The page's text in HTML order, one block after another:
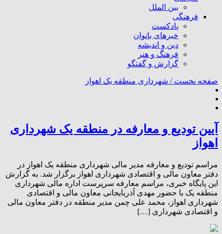
بین الملل
فرهنگی
پادکست
خبرهای بانوان
دین و اندیشه
فرهنگ و هنر
گزارش و گفتگو
صفحه نخست / شهرداری منطقه یک اهواز
آیین تودیع و معارفه در منطقه یک شهرداری
اهواز
مراسم تودیع و معارفه مدیر مالی شهرداری منطقه یک اهواز در
دفتر معاون مالی و اقتصادی شهرداری اهواز برگزار شد. به گزارش
این پایگاه خبری، مراسم معارفه سرپرست اداره مالی شهرداری
منطقه یک با حضور مهدی آذربایجانی معاون مالی و اقتصادی
شهرداری اهواز، محمد علی چمن مدیر منطقه در دفتر معاون مالی
و اقتصادی شهرداری […]